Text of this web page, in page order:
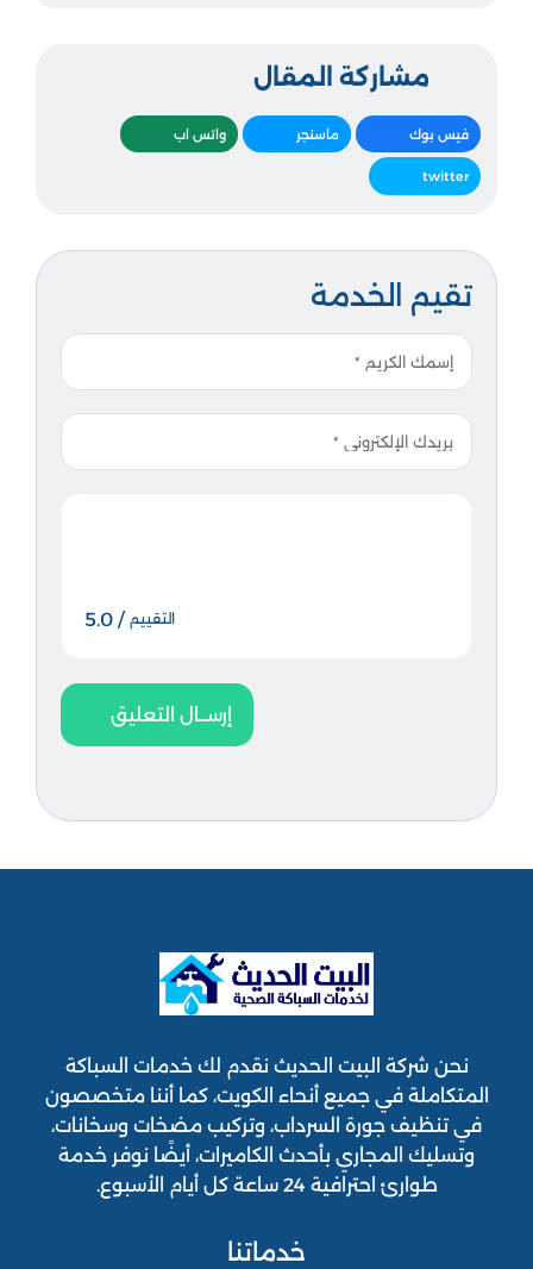
مشاركة المقال
فيس بوك ماسنجر واتس اب
twitter
تقيم الخدمة
التقييم / 5.0
إرســال التعليق
نحن شركة البيت الحديث نقدم لك خدمات السباكة
المتكاملة في جميع أنحاء الكويت، كما أننا متخصصون
في تنظيف جورة السرداب، وتركيب مضخات وسخانات،
وتسليك المجاري بأحدث الكاميرات، أيضًا نوفر خدمة
طوارئ احترافية 24 ساعة كل أيام الأسبوع.
خدماتنا